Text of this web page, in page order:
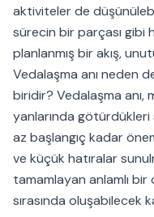
aktiviteler de
sürecin bir parçası gibi
planlanmış bir akış,
Vedalaşma anı neden
biridir? Vedalaşma anı,
yanlarında götürdükleri
az başlangıç kadar
ve küçük hatıralar
tamamlayan anlamlı
sırasında oluşabilecek